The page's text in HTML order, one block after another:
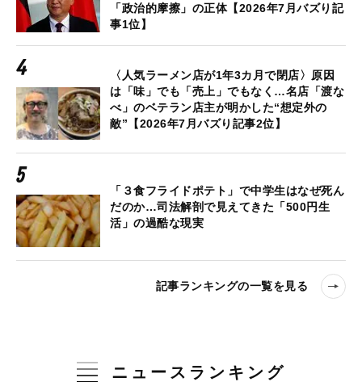
「政治的摩擦」の正体【2026年7月バズり記
事1位】
〈人気ラーメン店が1年3カ月で閉店〉原因
は「味」でも「売上」でもなく…名店「渡な
べ」のベテラン店主が明かした“想定外の
敵”【2026年7月バズり記事2位】
「３食フライドポテト」で中学生はなぜ死ん
だのか…司法解剖で見えてきた「500円生
活」の過酷な現実
記事ランキングの一覧を見る
ニュースランキング